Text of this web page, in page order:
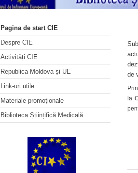
Pagina de start CIE
Despre CIE
Activități CIE
Republica Moldova și UE
Link-uri utile
Materiale promoţionale
Biblioteca Științifică Medicală
de
la